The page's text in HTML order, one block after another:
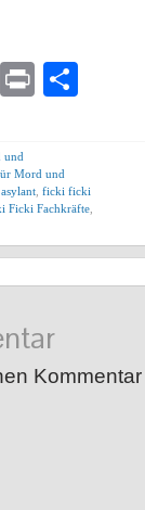
Message
Print
und
Mord und
ficki ficki
Ficki Fachkräfte